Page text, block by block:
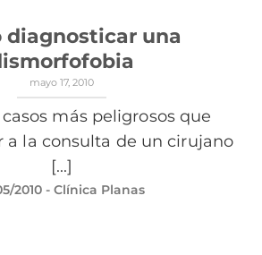
diagnosticar una
mayo 17, 2010
más peligrosos que
a la consulta de un cirujano
[...]
2010 - Clínica Planas